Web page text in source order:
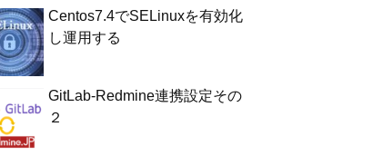
Centos7.4でSELinuxを有効化
し運用する
GitLab-Redmine連携設定その
２